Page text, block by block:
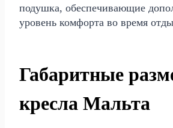
подушка, обеспечивающие
уровень комфорта во время
Габаритные
кресла Мальта